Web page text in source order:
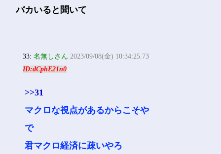
バカいると聞いて
33:名無しさん 2023/09/08(金) 10:34:25.73
ID:dCphE21n0
>>31
マクロな視点があるからこそや
で
君マクロ経済に疎いやろ